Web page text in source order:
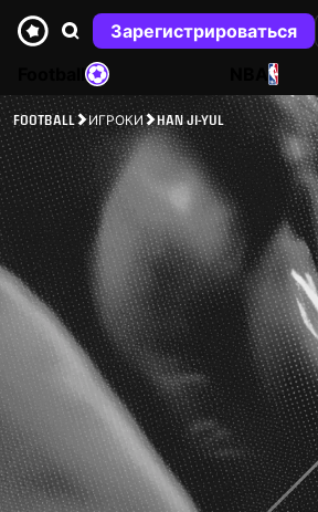
Зарегистрироваться
NBA
FOOTBALL ИГРОКИ HAN JI-YUL